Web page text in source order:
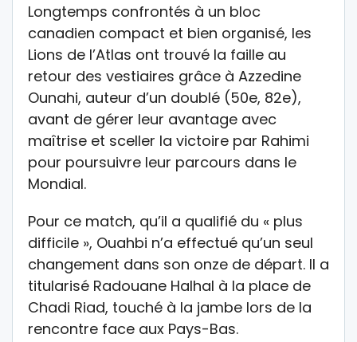
Longtemps confrontés à un bloc
canadien compact et bien organisé, les
Lions de l’Atlas ont trouvé la faille au
retour des vestiaires grâce à Azzedine
Ounahi, auteur d’un doublé (50e, 82e),
avant de gérer leur avantage avec
maîtrise et sceller la victoire par Rahimi
pour poursuivre leur parcours dans le
Mondial.
Pour ce match, qu’il a qualifié du « plus
difficile », Ouahbi n’a effectué qu’un seul
changement dans son onze de départ. Il a
titularisé Radouane Halhal à la place de
Chadi Riad, touché à la jambe lors de la
rencontre face aux Pays-Bas.